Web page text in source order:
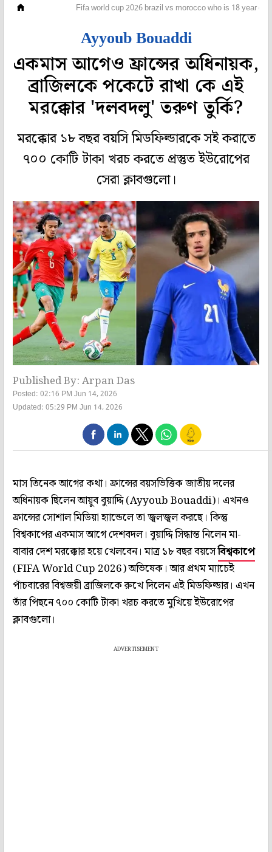
Fifa world cup 2026 brazil vs morocco who is 18 year
Ayyoub Bouaddi
একমাস আগেও ফ্রান্সের অধিনায়ক,
ব্রাজিলকে পকেটে রাখা কে এই
মরক্কোর 'দলবদলু' তরুণ তুর্কি?
মরক্কোর ১৮ বছর বয়সি মিডফিল্ডারকে সই করাতে
৭০০ কোটি টাকা খরচ করতে প্রস্তুত ইউরোপের
সেরা ক্লাবগুলো।
Published By: Arpan Das
Posted: 02:16 PM Jun 14, 2026
Updated: 05:29 PM Jun 14, 2026
মাস তিনেক আগের কথা। ফ্রান্সের বয়সভিত্তিক জাতীয় দলের
অধিনায়ক ছিলেন আয়ুব বুয়াদ্দি (Ayyoub Bouaddi)। এখনও
ফ্রান্সের সোশাল মিডিয়া হ্যান্ডেলে তা জ্বলজ্বল করছে। কিন্তু
বিশ্বকাপের একমাস আগে দেশবদল। বুয়াদ্দি সিদ্ধান্ত নিলেন মা-
বাবার দেশ মরক্কোর হয়ে খেলবেন। মাত্র ১৮ বছর বয়সেবিশ্বকাপে
(FIFA World Cup 2026) অভিষেক। আর প্রথম ম্যাচেই
পাঁচবারের বিশ্বজয়ী ব্রাজিলকে রুখে দিলেন এই মিডফিল্ডার। এখন
তাঁর পিছনে ৭০০ কোটি টাকা খরচ করতে মুখিয়ে ইউরোপের
ক্লাবগুলো।
ADVERTISEMENT